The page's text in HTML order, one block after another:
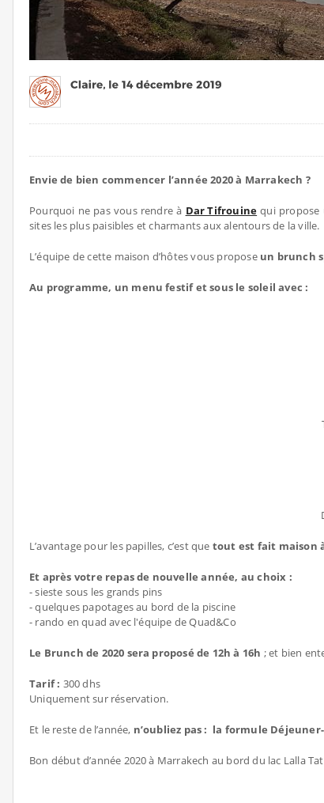
Envie de bien commencer l’année 2020 à Marrakech ?
Pourquoi ne pas vous rendre à Dar Tifrouine qui
sites les plus paisibles et charmants aux alentours de la ville.
L’équipe de cette maison d’hôtes vous propose un brunch
Au programme, un menu festif et sous le soleil avec :
L’avantage pour les papilles, c’est que tout est fait maison
Et après votre repas de nouvelle année, au choix :
- sieste sous les grands pins
- quelques papotages au bord de la piscine
- rando en quad avec l'équipe de Quad&Co
Le Brunch de 2020 sera proposé de 12h à 16h ; et bien
Tarif : 300 dhs
Uniquement sur réservation.
Et le reste de l’année, n’oubliez pas : la formule
Bon début d’année 2020 à Marrakech au bord du lac Lalla